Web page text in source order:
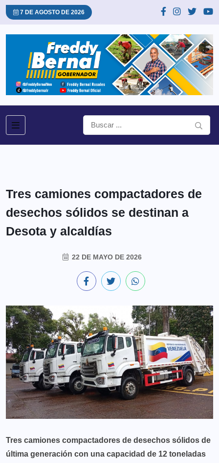
7 DE AGOSTO DE 2026
Tres camiones compactadores de
desechos sólidos se destinan a
Desota y alcaldías
22 DE MAYO DE 2026
Tres camiones compactadores de desechos sólidos de
última generación con una capacidad de 12 toneladas